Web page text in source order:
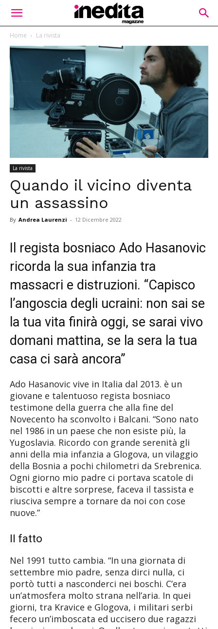
Home La rivista
La rivista
Quando il vicino diventa
un assassino
By Andrea Laurenzi - 12 Dicembre 2022
Il regista bosniaco Ado Hasanovic
ricorda la sua infanzia tra
massacri e distruzioni. “Capisco
l’angoscia degli ucraini: non sai se
la tua vita finirà oggi, se sarai vivo
domani mattina, se la sera la tua
casa ci sarà ancora”
Ado Hasanovic vive in Italia dal 2013. è un
giovane e talentuoso regista bosniaco
testimone della guerra che alla fine del
Novecento ha sconvolto i Balcani. “Sono nato
nel 1986 in un paese che non esiste più, la
Yugoslavia. Ricordo con grande serenità gli
anni della mia infanzia a Glogova, un vilaggio
della Bosnia a pochi chilometri da Srebrenica.
Ogni giorno mio padre ci portava scatole di
biscotti e altre sorprese, faceva il tassista e
riusciva sempre a tornare da noi con cose
nuove.”
Il fatto
Nel 1991 tutto cambia. “In una giornata di
settembre mio padre, senza dirci nulla, ci
portò tutti a nasconderci nei boschi. C’era
un’atmosfera molto strana nell’aria. In quei
giorni, tra Kravice e Glogova, i militari serbi
fecero un’imboscata ed uccisero due ragazzi